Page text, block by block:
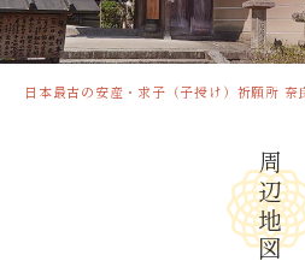
日本最古の安産・求子（子授け）祈願所 奈
周辺地図